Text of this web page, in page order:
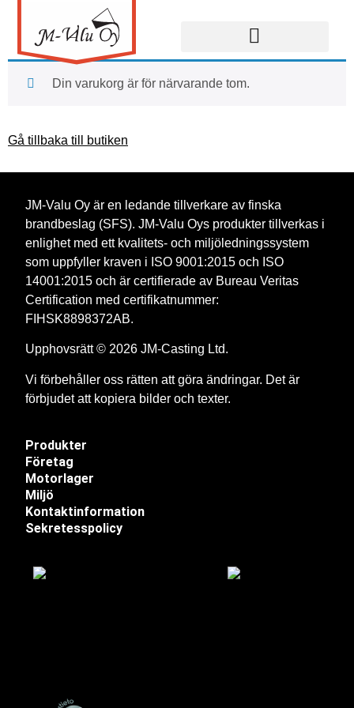
Din varukorg är för närvarande tom.
Gå tillbaka till butiken
JM-Valu Oy är en ledande tillverkare av finska
brandbeslag (SFS). JM-Valu Oys produkter tillverkas i
enlighet med ett kvalitets- och miljöledningssystem
som uppfyller kraven i ISO 9001:2015 och ISO
14001:2015 och är certifierade av Bureau Veritas
Certification med certifikatnummer:
FIHSK8898372AB.
Upphovsrätt © 2026 JM-Casting Ltd.
Vi förbehåller oss rätten att göra ändringar. Det är
förbjudet att kopiera bilder och texter.
Produkter
Företag
Motorlager
Miljö
Kontaktinformation
Sekretesspolicy